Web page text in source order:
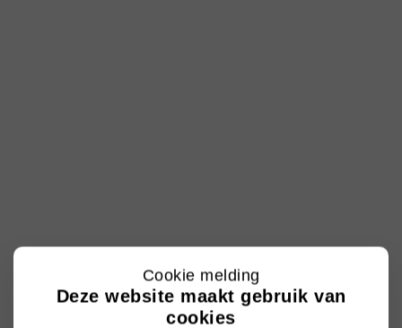
Cookie melding
Deze website maakt gebruik van
cookies